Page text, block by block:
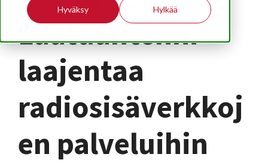
Hyväksy Hylkää
Laatuantenni
laajentaa
radiosisäverkkoj
en palveluihin